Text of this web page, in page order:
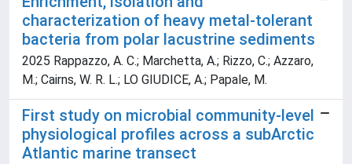
characterization of heavy metal-tolerant
bacteria from polar lacustrine sediments
2025 Rappazzo, A. C.; Marchetta, A.; Rizzo, C.; Azzaro,
M.; Cairns, W. R. L.; LO GIUDICE, A.; Papale, M.
First study on microbial community-level
physiological profiles across a subArctic
Atlantic marine transect